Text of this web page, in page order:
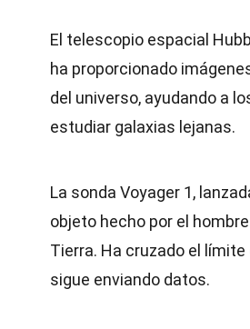
El telescopio espacial
ha proporcionado
del universo, ayudando a
estudiar galaxias lejanas.
La sonda Voyager 1,
objeto hecho por el
Tierra. Ha cruzado el
sigue enviando datos.